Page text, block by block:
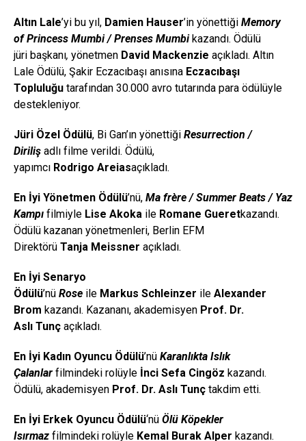
Altın Lale’yi bu yıl, Damien Hauser’in yönettiği Memory
ofPrincess Mumbi/ Prenses Mumbi kazandı. Ödülü
jüri başkanı, yönetmen David Mackenzie açıkladı. Altın
Lale Ödülü, Şakir Eczacıbaşı anısına Eczacıbaşı
Topluluğu tarafından 30.000 avro tutarında para ödülüyle
destekleniyor.
Jüri Özel Ödülü, Bi Gan’ın yönettiği Resurrection /
Diriliş adlı filme verildi. Ödülü,
yapımcı Rodrigo Areiasaçıkladı.
En İyi Yönetmen Ödülü’nü, Ma frère/Summer Beats/ Yaz
Kampı filmiyle Lise Akoka ile Romane Gueretkazandı.
Ödülü kazanan yönetmenleri, Berlin EFM
Direktörü Tanja Meissner açıkladı.
En İyi Senaryo
Ödülü’nü Rose ile Markus Schleinzer ile Alexander
Brom kazandı. Kazananı, akademisyen Prof. Dr.
Aslı Tunç açıkladı.
En İyi Kadın Oyuncu Ödülü’nü Karanlıkta Islık
Çalanlar filmindeki rolüyle İnci Sefa Cingöz kazandı.
Ödülü, akademisyen Prof. Dr. Aslı Tunç takdim etti.
En İyi Erkek Oyuncu Ödülü‘nü Ölü Köpekler
Isırmaz filmindeki rolüyle Kemal Burak Alper kazandı.